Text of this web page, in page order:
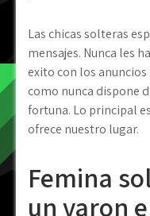
Las chicas solteras
mensajes. Nunca les
exito con los
como nunca dispone
fortuna. Lo principal
ofrece nuestro lugar.
Femina
un varon